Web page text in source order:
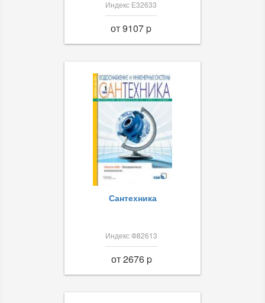
Индекс Е32633
от 9107 p
Сантехника
Индекс Ф82613
от 2676 p